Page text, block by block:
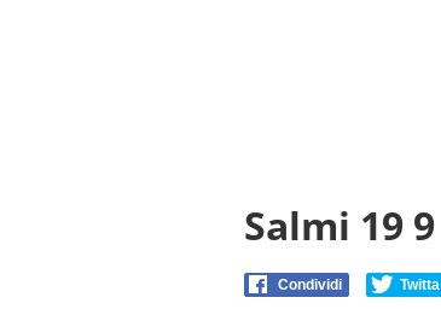
Salmi 19 9
Condividi Twitta